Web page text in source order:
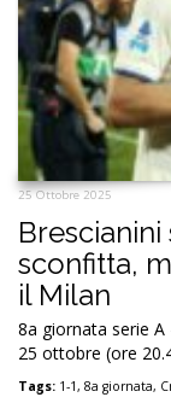
25 Ottobre 2025
Brescianini
sconfitta,
il Milan
8a giornata serie A
25 ottobre (ore
Tags: 1-1, 8a giornata,